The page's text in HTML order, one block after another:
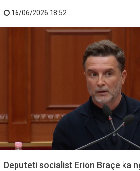
16/06/2026 18:52
Deputeti socialist Erion Braçe ka